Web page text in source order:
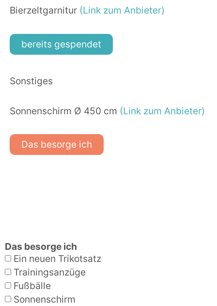
Bierzeltgarnitur (Link zum Anbieter)
bereits gespendet
Sonstiges
Sonnenschirm Ø 450 cm (Link zum Anbieter)
Das besorge ich
Das besorge ich
Ein neuen Trikotsatz
Trainingsanzüge
Fußbälle
Sonnenschirm